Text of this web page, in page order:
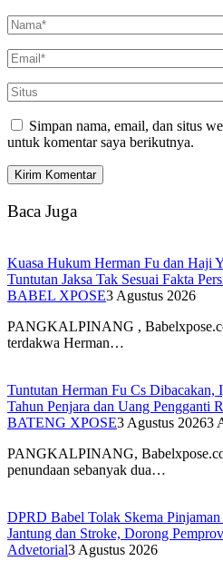
Simpan nama, email, dan situs
untuk komentar saya berikutnya.
Baca Juga
Kuasa Hukum Herman Fu dan Haji
Tuntutan Jaksa Tak Sesuai Fakta
BABEL XPOSE3 Agustus 2026
PANGKALPINANG ,
terdakwa Herman…
Tuntutan Herman Fu Cs Dibacakan,
Tahun Penjara dan Uang Pengganti
BATENG XPOSE3 Agustus 20263
PANGKALPINANG,
penundaan sebanyak dua…
DPRD Babel Tolak Skema
Jantung dan Stroke, Dorong
Advetorial3 Agustus 2026